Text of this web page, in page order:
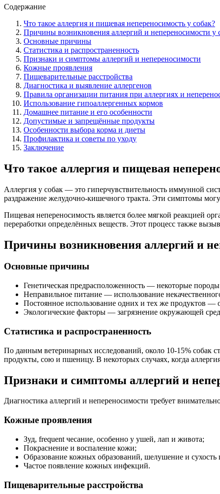
Содержание
Что такое аллергия и пищевая непереносимость у собак?
Причины возникновения аллергий и непереносимости у
Основные причины
Статистика и распространенность
Признаки и симптомы аллергий и непереносимости
Кожные проявления
Пищеварительные расстройства
Диагностика и выявление аллергенов
Правила организации питания при аллергиях и
Использование гипоаллергенных кормов
Домашнее питание и его особенности
Допустимые и запрещённые продукты
Особенности выбора корма и диеты
Профилактика и советы по уходу
Заключение
Что такое аллергия и пищевая
Аллергия у собак — это гиперчувствительность иммунной
раздражение желудочно-кишечного тракта. Эти симптомы
Пищевая непереносимость является более мягкой реакцией
переработки определённых веществ. Этот процесс также
Причины возникновения аллергий и
Основные причины
Генетическая предрасположенность — некоторые
Неправильное питание — использование
Постоянное использование одних и тех же продуктов —
Экологические факторы — загрязнение окружающей
Статистика и распространенность
По данным ветеринарных исследований, около 10-15% собак
продукты, сою и пшеницу. В некоторых случаях, когда
Признаки и симптомы аллергий и
Диагностика аллергий и непереносимости требует
Кожные проявления
Зуд, frequent чесание, особенно у ушей, лап и живота;
Покраснение и воспаление кожи;
Образование кожных образований, шелушение и сухость
Частое появление кожных инфекций.
Пищеварительные расстройства